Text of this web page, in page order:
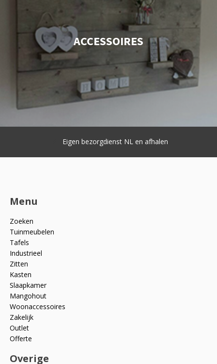
ACCESSOIRES
Eigen bezorgdienst NL en afhalen
Menu
Zoeken
Tuinmeubelen
Tafels
Industrieel
Zitten
Kasten
Slaapkamer
Mangohout
Woonaccessoires
Zakelijk
Outlet
Offerte
Overige